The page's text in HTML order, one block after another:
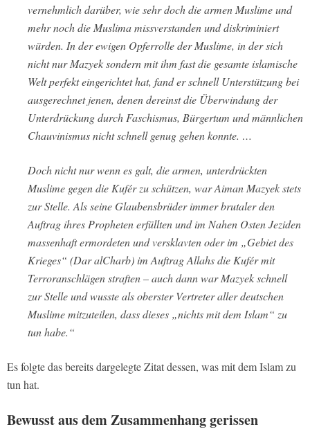
vernehmlich darüber, wie sehr doch die armen Muslime und
mehr noch die Muslima missverstanden und diskriminiert
würden. In der ewigen Opferrolle der Muslime, in der sich
nicht nur Mazyek sondern mit ihm fast die gesamte islamische
Welt perfekt eingerichtet hat, fand er schnell Unterstützung bei
ausgerechnet jenen, denen dereinst die Überwindung der
Unterdrückung durch Faschismus, Bürgertum und männlichen
Chauvinismus nicht schnell genug gehen konnte. …
Doch nicht nur wenn es galt, die armen, unterdrückten
Muslime gegen die Kufér zu schützen, war Aiman Mazyek stets
zur Stelle. Als seine Glaubensbrüder immer brutaler den
Auftrag ihres Propheten erfüllten und im Nahen Osten Jeziden
massenhaft ermordeten und versklavten oder im „Gebiet des
Krieges“ (Dar alCharb) im Auftrag Allahs die Kufér mit
Terroranschlägen straften – auch dann war Mazyek schnell
zur Stelle und wusste als oberster Vertreter aller deutschen
Muslime mitzuteilen, dass dieses „nichts mit dem Islam“ zu
tun habe.“
Es folgte das bereits dargelegte Zitat dessen, was mit dem Islam zu
tun hat.
Bewusst aus dem Zusammenhang gerissen